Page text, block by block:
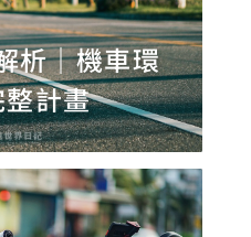
析｜機車環
計畫